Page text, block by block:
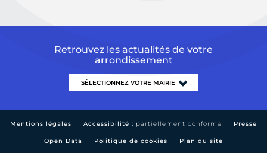
Retrouvez les actualités de votre
arrondissement
Mentions légales Accessibilité : partiellement conforme Presse
Open Data Politique de cookies Plan du site